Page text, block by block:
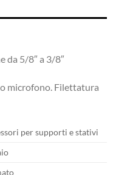
da 5/8″ a 3/8″
microfono. Filettatura
per supporti e stativi